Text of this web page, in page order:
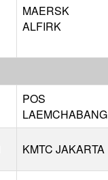
MAERSK
ALFIRK
POS
LAEMCHABANG
KMTC JAKARTA